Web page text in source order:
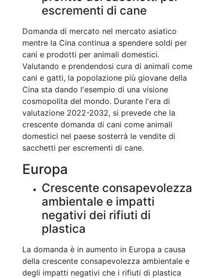
escrementi di cane
Domanda di mercato nel mercato asiatico
mentre la Cina continua a spendere soldi per
cani e prodotti per animali domestici.
Valutando e prendendosi cura di animali come
cani e gatti, la popolazione più giovane della
Cina sta dando l'esempio di una visione
cosmopolita del mondo. Durante l'era di
valutazione 2022-2032, si prevede che la
crescente domanda di cani come animali
domestici nel paese sosterrà le vendite di
sacchetti per escrementi di cane.
Europa
Crescente consapevolezza
ambientale e impatti
negativi dei rifiuti di
plastica
La domanda è in aumento in Europa a causa
della crescente consapevolezza ambientale e
degli impatti negativi che i rifiuti di plastica